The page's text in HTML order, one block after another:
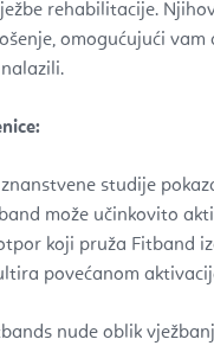
rehabilitacije.
omogućujući
studije
može učinkovito
koji pruža Fitband
povećanom
nude oblik